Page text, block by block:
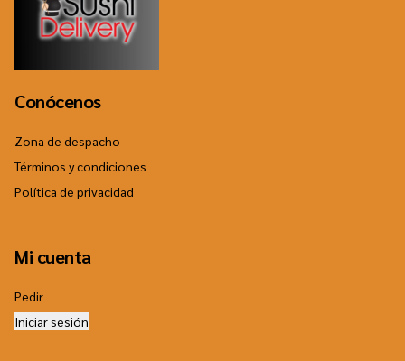
Conócenos
Zona de despacho
Términos y condiciones
Política de privacidad
Mi cuenta
Pedir
Iniciar sesión